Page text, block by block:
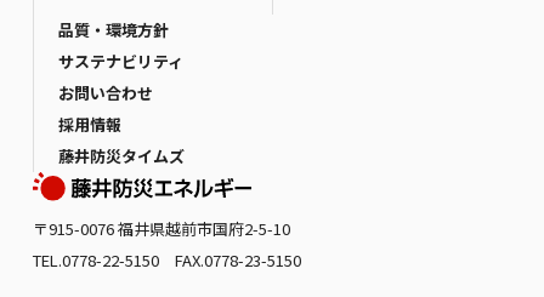
〒915-0076 福井県越前市国府2-5-10
TEL.0778-22-5150 FAX.0778-23-5150
品質・環境方針
サステナビリティ
お問い合わせ
採用情報
藤井防災タイムズ